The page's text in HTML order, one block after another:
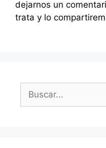
dejarnos un
trata y lo
Buscar: